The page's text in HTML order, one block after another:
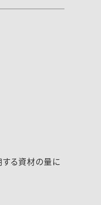
する資材の量に